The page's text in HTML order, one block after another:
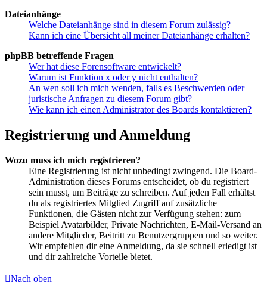
Dateianhänge
Welche Dateianhänge sind in diesem Forum zulässig?
Kann ich eine Übersicht all meiner Dateianhänge erhalten?
phpBB betreffende Fragen
Wer hat diese Forensoftware entwickelt?
Warum ist Funktion x oder y nicht enthalten?
An wen soll ich mich wenden, falls es Beschwerden oder
juristische Anfragen zu diesem Forum gibt?
Wie kann ich einen Administrator des Boards kontaktieren?
Registrierung und Anmeldung
Wozu muss ich mich registrieren?
Eine Registrierung ist nicht unbedingt zwingend. Die Board-
Administration dieses Forums entscheidet, ob du registriert
sein musst, um Beiträge zu schreiben. Auf jeden Fall erhältst
du als registriertes Mitglied Zugriff auf zusätzliche
Funktionen, die Gästen nicht zur Verfügung stehen: zum
Beispiel Avatarbilder, Private Nachrichten, E-Mail-Versand an
andere Mitglieder, Beitritt zu Benutzergruppen und so weiter.
Wir empfehlen dir eine Anmeldung, da sie schnell erledigt ist
und dir zahlreiche Vorteile bietet.
Nach oben